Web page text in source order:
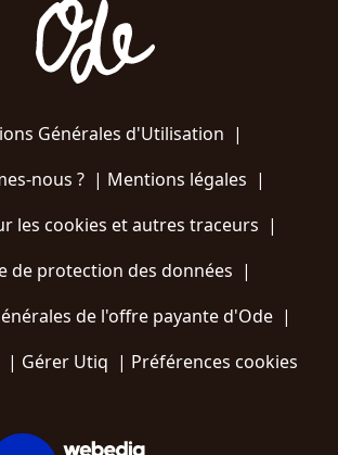
Générales d'Utilisation |
nous ?| Mentions légales |
les cookies et autres traceurs |
de protection des données |
de l'offre payante d'Ode |
| Gérer Utiq | Préférences cookies